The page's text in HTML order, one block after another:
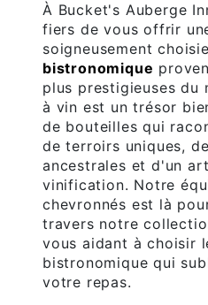
À Bucket's Auberge
fiers de vous offrir
soigneusement
bistronomique
plus prestigieuses du
à vin est un trésor
de bouteilles qui
de terroirs uniques,
ancestrales et d'un
vinification. Notre
chevronnés est là
travers notre
vous aidant à choisir
bistronomique qui
votre repas.